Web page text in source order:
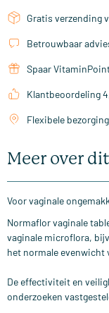
Gratis verzending
Betrouwbaar
Spaar
Klantbeoordeling
Flexibele
Meer over
Voor vaginale
Normaflor vaginale
vaginale microflora,
het normale evenwicht
De effectiviteit en
onderzoeken